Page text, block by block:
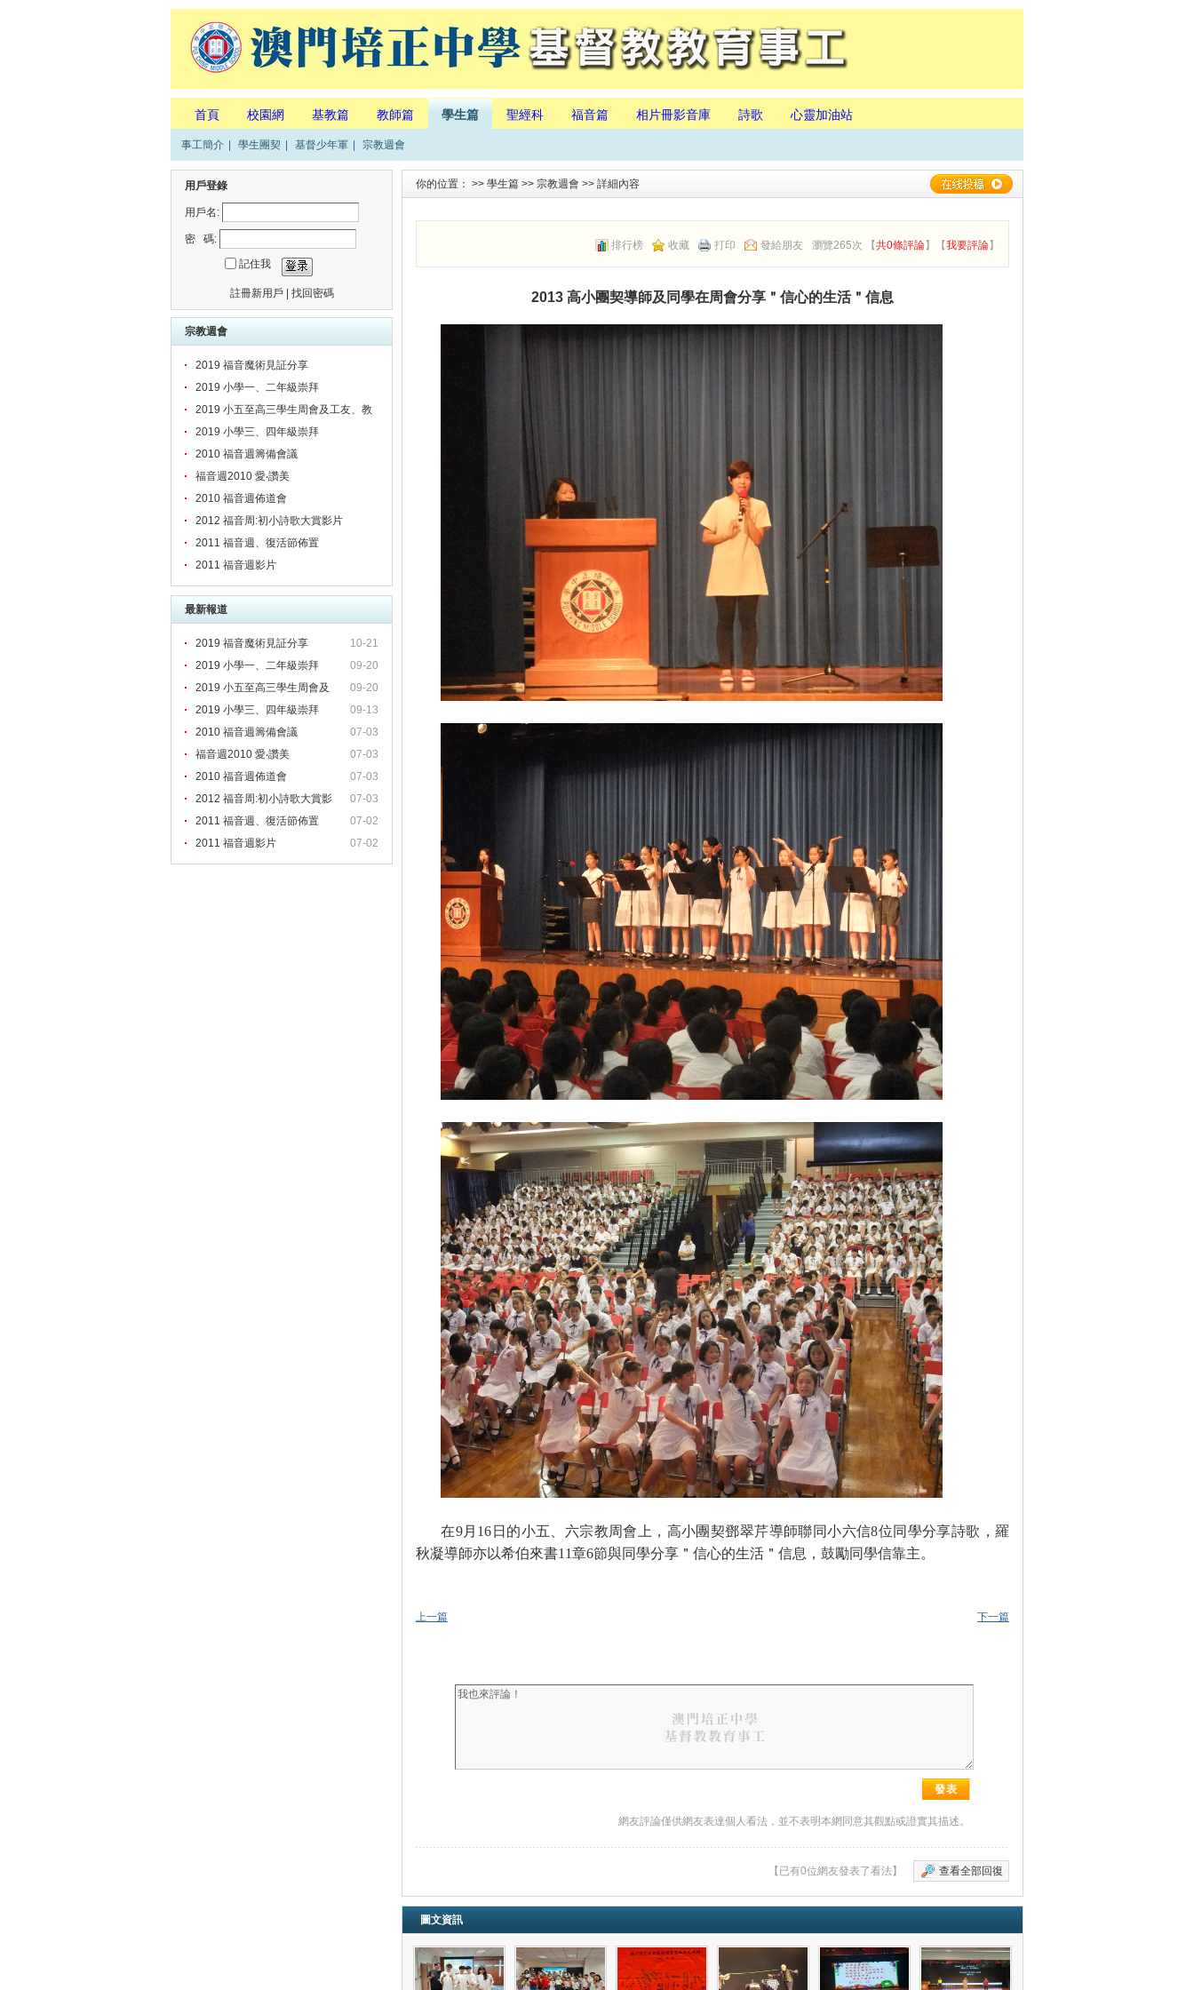
首頁 校園網 基教篇 教師篇 學生篇 聖經科 福音篇 相片冊影音庫 詩歌 心靈加油站
事工簡介 學生團契 基督少年軍 宗教週會
用戶登錄
用戶名:
密 碼:
記住我
註冊新用戶 找回密碼
宗教週會
2019 福音魔術見証分享
2019 小學一、二年級崇拜
2019 小五至高三學生周會及工友、教
職員靈修會
2019 小學三、四年級崇拜
2010 福音週籌備會議
福音週2010 愛‧讚美
2010 福音週佈道會
2012 福音周:初小詩歌大賞影片
2011 福音週、復活節佈置
2011 福音週影片
最新報道
10-21
2019 福音魔術見証分享
09-20
2019 小學一、二年級崇拜
09-20
2019 小五至高三學生周會及
09-13
2019 小學三、四年級崇拜
07-03
2010 福音週籌備會議
07-03
福音週2010 愛‧讚美
07-03
2010 福音週佈道會
07-03
2012 福音周:初小詩歌大賞影
07-02
2011 福音週、復活節佈置
07-02
2011 福音週影片
你的位置： >> 學生篇 >> 宗教週會 >> 詳細內容
排行榜 收藏 打印 發給朋友 瀏覽265次 【共0條評論】【我要評論】
2013 高小團契導師及同學在周會分享＂信心的生活＂信息
在9月 16 日 的小五、六宗教周會上，高小團契鄧翠芹導師聯同小六信8位同學分享詩歌，羅
秋凝導師亦以希伯來書11章6節與同學分享＂信心的生活＂信息，鼓勵同學信靠主。
上一篇 下一篇
網友評論僅供網友表達個人看法，並不表明本網同意其觀點或證實其描述。
查看全部回復
【已有0位網友發表了看法】
圖文資訊